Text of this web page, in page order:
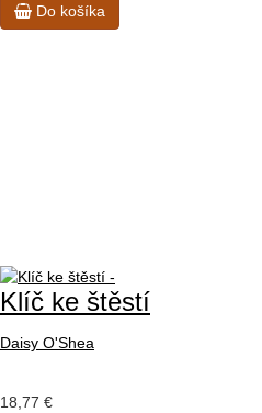
Do košíka
Klíč ke štěstí
Daisy O'Shea
18,77 €